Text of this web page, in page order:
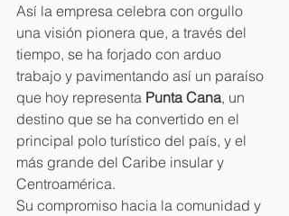
Así la empresa celebra con orgullo
una visión pionera que, a través del
tiempo, se ha forjado con arduo
trabajo y pavimentando así un paraíso
que hoy representa Punta Cana, un
destino que se ha convertido en el
principal polo turístico del país, y el
más grande del Caribe insular y
Centroamérica.
Su compromiso hacia la comunidad y